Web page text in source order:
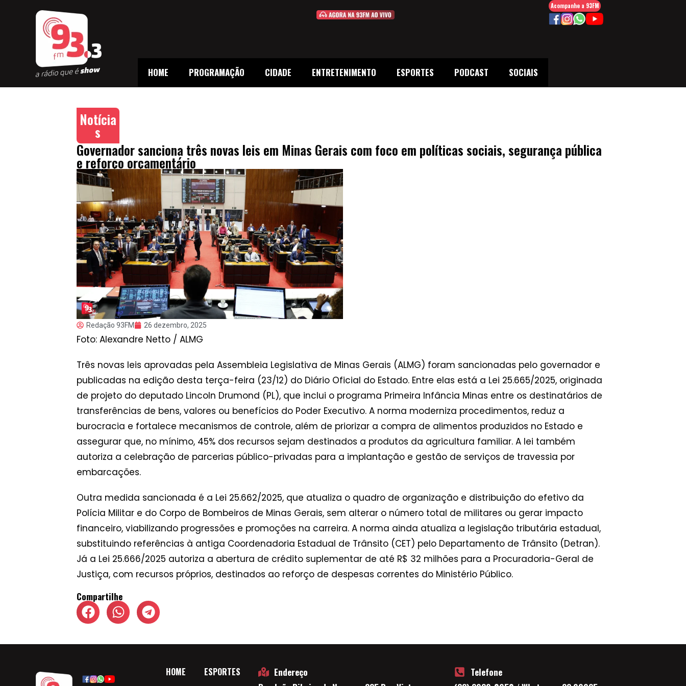
HOME PROGRAMAÇÃO CIDADE ENTRETENIMENTO ESPORTES PODCAST SOCIAIS
Acompanhe a 93FM
Notícia
s
Governador sanciona três novas leis em Minas Gerais com foco em políticas sociais, segurança pública
e reforço orçamentário
Redação 93FM 26 dezembro, 2025
Foto: Alexandre Netto / ALMG
Três novas leis aprovadas pela Assembleia Legislativa de Minas Gerais (ALMG) foram sancionadas pelo governador e
publicadas na edição desta terça-feira (23/12) do Diário Oficial do Estado. Entre elas está a Lei 25.665/2025, originada
de projeto do deputado Lincoln Drumond (PL), que inclui o programa Primeira Infância Minas entre os destinatários de
transferências de bens, valores ou benefícios do Poder Executivo. A norma moderniza procedimentos, reduz a
burocracia e fortalece mecanismos de controle, além de priorizar a compra de alimentos produzidos no Estado e
assegurar que, no mínimo, 45% dos recursos sejam destinados a produtos da agricultura familiar. A lei também
autoriza a celebração de parcerias público-privadas para a implantação e gestão de serviços de travessia por
embarcações.
Outra medida sancionada é a Lei 25.662/2025, que atualiza o quadro de organização e distribuição do efetivo da
Polícia Militar e do Corpo de Bombeiros de Minas Gerais, sem alterar o número total de militares ou gerar impacto
financeiro, viabilizando progressões e promoções na carreira. A norma ainda atualiza a legislação tributária estadual,
substituindo referências à antiga Coordenadoria Estadual de Trânsito (CET) pelo Departamento de Trânsito (Detran).
Já a Lei 25.666/2025 autoriza a abertura de crédito suplementar de até R$ 32 milhões para a Procuradoria-Geral de
Justiça, com recursos próprios, destinados ao reforço de despesas correntes do Ministério Público.
Compartilhe
HOME
ESPORTES
Endereço
Telefone